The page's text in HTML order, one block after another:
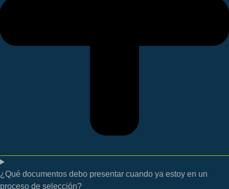
¿Qué documentos debo presentar cuando ya estoy en un
proceso de selección?